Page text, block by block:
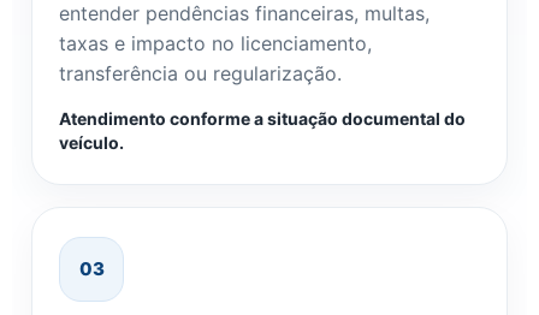
entender pendências financeiras, multas,
taxas e impacto no licenciamento,
transferência ou regularização.
Atendimento conforme a situação documental do
veículo.
03